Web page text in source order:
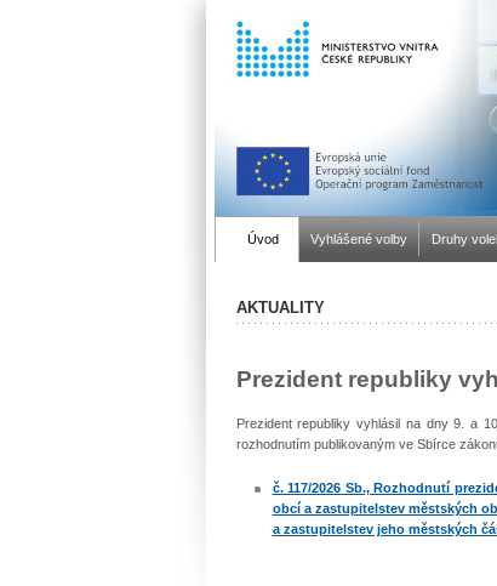
Úvod Vyhlášené volby Druhy
AKTUALITY
Prezident republiky
Prezident republiky vyhlásil na dny 9. a
rozhodnutím publikovaným ve Sbírce
č. 117/2026 Sb., Rozhodnutí
obcí a zastupitelstev městských
a zastupitelstev jeho městských